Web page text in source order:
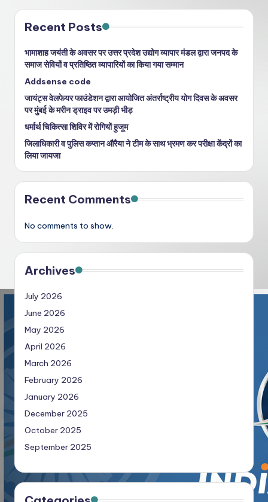
Recent Posts
भामाशाह जयंती के अवसर पर उत्तर प्रदेश उद्योग व्यापार मंडल द्वारा जनपद के
समाज सेवियों व प्रतिष्ठित व्यापारियों का किया गया सम्मान
Addsense code
जायंट्स वेलफेयर फाउंडेशन द्वारा आयोजित अंतर्राष्ट्रीय योग दिवस के अवसर
पर मुंबई के मरीन ड्राइव पर उमड़ी भीड़
धर्मार्थ चिकित्सा शिविर में रोगियों हुजूम
जिलाधिकारी व पुलिस कप्तान औरैया ने टीम के साथ भ्रमण कर परीक्षा केंद्रों का
लिया जायजा
Recent Comments
No comments to show.
Archives
July 2026
June 2026
May 2026
April 2026
March 2026
February 2026
January 2026
December 2025
October 2025
September 2025